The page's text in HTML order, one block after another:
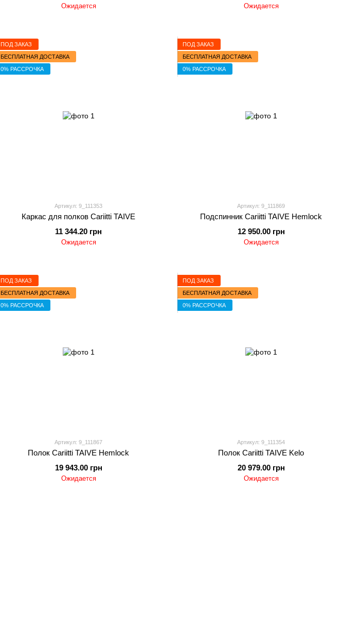
Ожидается Ожидается
ПОД ЗАКАЗ
БЕСПЛАТНАЯ ДОСТАВКА
0% РАССРОЧКА
Артикул: 9_111353
Каркас для полков Cariitti TAIVE
11 344.20 грн
Ожидается
ПОД ЗАКАЗ
БЕСПЛАТНАЯ ДОСТАВКА
0% РАССРОЧКА
Артикул: 9_111869
Подспинник Cariitti TAIVE Hemlock
12 950.00 грн
Ожидается
ПОД ЗАКАЗ
БЕСПЛАТНАЯ ДОСТАВКА
0% РАССРОЧКА
Артикул: 9_111867
Полок Cariitti TAIVE Hemlock
19 943.00 грн
Ожидается
ПОД ЗАКАЗ
БЕСПЛАТНАЯ ДОСТАВКА
0% РАССРОЧКА
Артикул: 9_111354
Полок Cariitti TAIVE Kelo
20 979.00 грн
Ожидается